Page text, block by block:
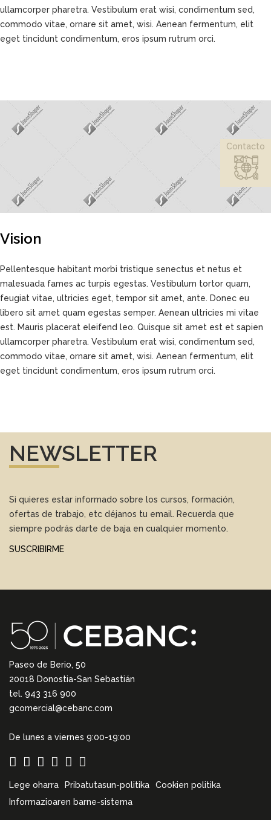
ullamcorper pharetra. Vestibulum erat wisi, condimentum sed,
commodo vitae, ornare sit amet, wisi. Aenean fermentum, elit
eget tincidunt condimentum, eros ipsum rutrum orci.
Vision
Pellentesque habitant morbi tristique senectus et netus et
malesuada fames ac turpis egestas. Vestibulum tortor quam,
feugiat vitae, ultricies eget, tempor sit amet, ante. Donec eu
libero sit amet quam egestas semper. Aenean ultricies mi vitae
est. Mauris placerat eleifend leo. Quisque sit amet est et sapien
ullamcorper pharetra. Vestibulum erat wisi, condimentum sed,
commodo vitae, ornare sit amet, wisi. Aenean fermentum, elit
eget tincidunt condimentum, eros ipsum rutrum orci.
NEWSLETTER
Si quieres estar informado sobre los cursos, formación,
ofertas de trabajo, etc déjanos tu email. Recuerda que
siempre podrás darte de baja en cualquier momento.
SUSCRIBIRME
Paseo de Berio, 50
20018 Donostia-San Sebastián
tel. 943 316 900
gcomercial@cebanc.com
De lunes a viernes 9:00-19:00
Lege oharra Pribatutasun-politika
Cookien politika
Informazioaren barne-sistema
Contacto